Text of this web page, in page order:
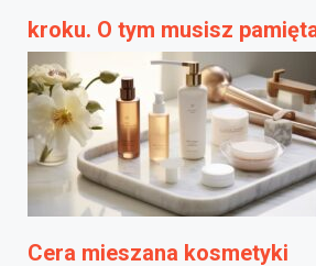
kroku. O tym musisz
Cera mieszana kosmetyki